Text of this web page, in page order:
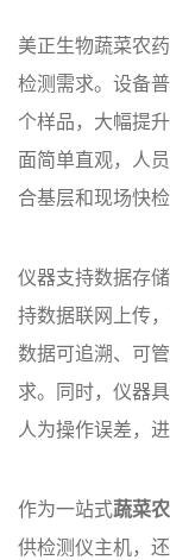
美正生物蔬菜农
检测需求。设备
个样品，大幅提
面简单直观，人
合基层和现场快检
仪器支持数据存
持数据联网上传
数据可追溯、可
求。同时，仪器
人为操作误差，
作为一站式蔬菜
供检测仪主机，